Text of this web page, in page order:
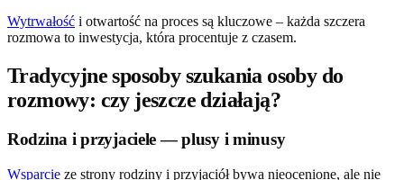
Wytrwałość i otwartość na proces są kluczowe – każda szczera
rozmowa to inwestycja, która procentuje z czasem.
Tradycyjne sposoby szukania osoby do
rozmowy: czy jeszcze działają?
Rodzina i przyjaciele — plusy i minusy
Wsparcie ze strony rodziny i przyjaciół bywa nieocenione, ale nie